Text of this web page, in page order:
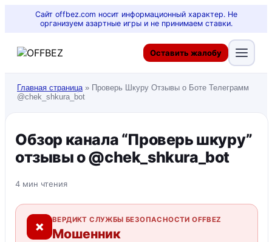
Сайт offbez.com носит информационный характер. Не
организуем азартные игры и не принимаем ставки.
Оставить жалобу
Главная страница» Проверь Шкуру Отзывы о Боте Телеграмм
@chek_shkura_bot
Обзор канала “Проверь шкуру”
отзывы о @chek_shkura_bot
4 мин чтения
✗ ВЕРДИКТ СЛУЖБЫ БЕЗОПАСНОСТИ OFFBEZ
Мошенник